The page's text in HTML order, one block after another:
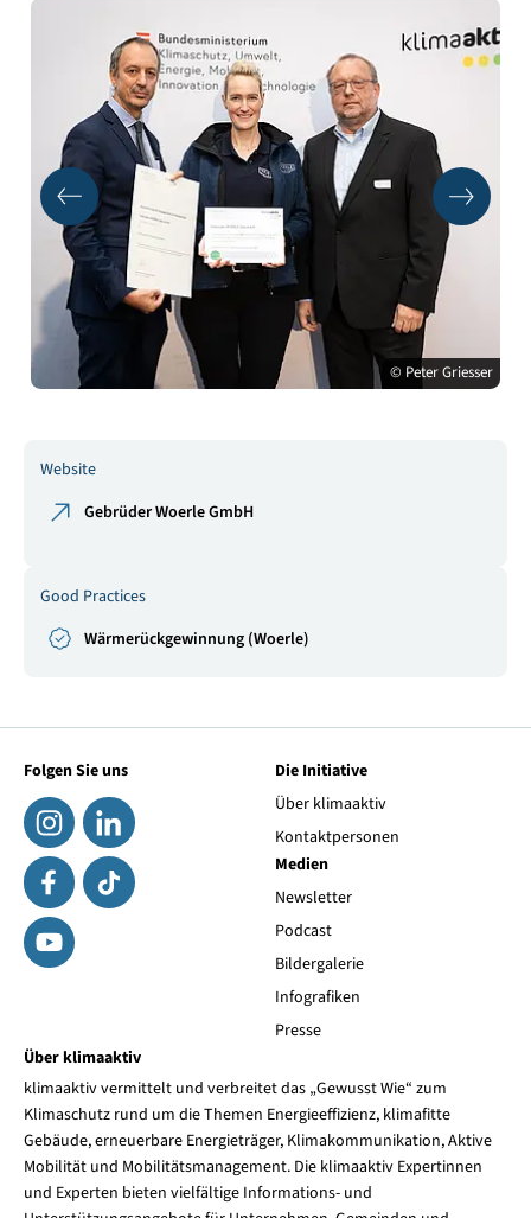
© Peter Griesser
Website
Gebrüder Woerle GmbH
Good Practices
Wärmerückgewinnung (Woerle)
Folgen Sie uns
Die Initiative
Über klimaaktiv
Kontaktpersonen
Medien
Newsletter
Podcast
Bildergalerie
Infografiken
Presse
Über klimaaktiv
klimaaktiv vermittelt und verbreitet das „Gewusst Wie“ zum
Klimaschutz rund um die Themen Energieeffizienz, klimafitte
Gebäude, erneuerbare Energieträger, Klimakommunikation, Aktive
Mobilität und Mobilitätsmanagement. Die klimaaktiv Expertinnen
und Experten bieten vielfältige Informations- und